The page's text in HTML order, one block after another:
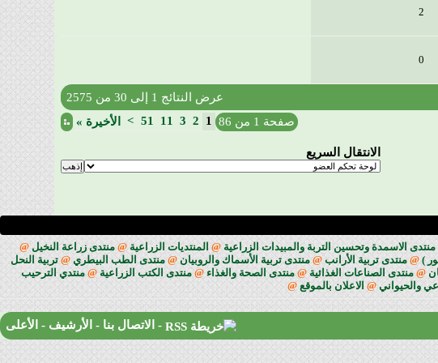
2
0
عرض النتائج 1 إلى 30 من 2575
صفحة 1 من 86
1
2
3
11
51
> الأخيرة »
الانتقال السريع
منتدى الاسمدة وتحسين التربة والمبيدات الزراعية @المنتديات الزراعية @ منتدى زراعة النخيل @
)
@ منتدى تربية الأرانب @ منتدى تربية الأسماك والروبيان @منتدى الطب البيطري @تربية النحل
@منتدى الصناعات الغذائية @منتدى الصحة والغذاء @منتدى الكتب الزراعية @منتدي الترحيب
والحيواني @ الاعلان بالموقع @
- الاتصال بنا - الأرشيف - الأعلى